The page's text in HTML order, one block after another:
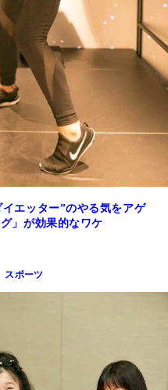
エッター”のやる気をアゲ
」が効果的なワケ
スポーツ